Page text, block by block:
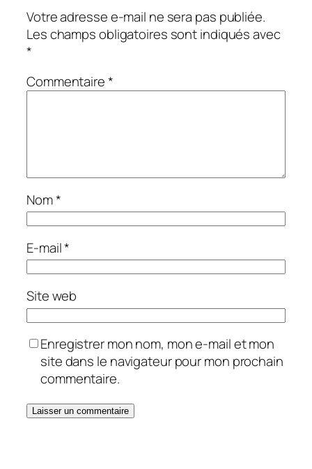
Votre adresse e-mail ne sera pas publiée.
Les champs obligatoires sont indiqués avec
*
Commentaire*
Nom*
E-mail*
Site web
Enregistrer mon nom, mon e-mail et mon
site dans le navigateur pour mon prochain
commentaire.